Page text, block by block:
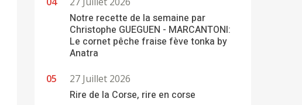
Notre recette de la semaine par
Christophe GUEGUEN - MARCANTONI:
Le cornet pêche fraise fève tonka by
Anatra
27 Juillet 2026
Rire de la Corse, rire en corse